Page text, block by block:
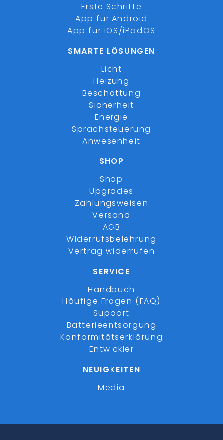
Erste Schritte
App für Android
App für iOS/iPadOS
SMARTE LÖSUNGEN
Licht
Heizung
Beschattung
Sicherheit
Energie
Sprachsteuerung
Anwesenheit
SHOP
Shop
Upgrades
Zahlungsweisen
Versand
AGB
Widerrufsbelehrung
Vertrag widerrufen
SERVICE
Handbuch
Häufige Fragen (FAQ)
Support
Batterieentsorgung
Konformitätserklärung
Entwickler
NEUIGKEITEN
Media